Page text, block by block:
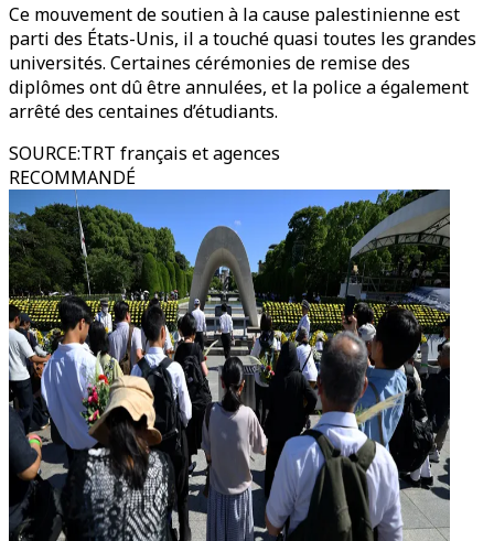
Ce mouvement de soutien à la cause palestinienne est
parti des États-Unis, il a touché quasi toutes les grandes
universités. Certaines cérémonies de remise des
diplômes ont dû être annulées, et la police a également
arrêté des centaines d’étudiants.
SOURCE:TRT français et agences
RECOMMANDÉ